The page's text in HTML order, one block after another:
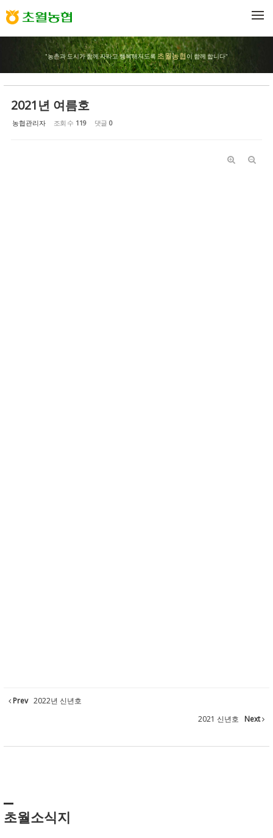
"농촌과 도시가 함께 자라고 행복해지도록초월농협이 함께 합니다"
2021년 여름호
농협관리자 조회 수 119 댓글 0
Prev 2022년 신년호
2021 신년호
Next
초월소식지